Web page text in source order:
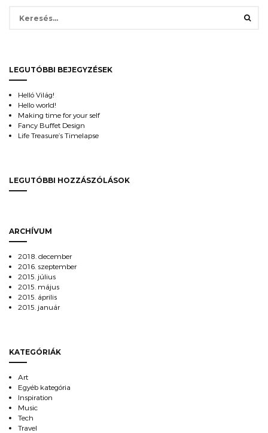
LEGUTÓBBI BEJEGYZÉSEK
Helló Világ!
Hello world!
Making time for your self
Fancy Buffet Design
Life Treasure’s Timelapse
LEGUTÓBBI HOZZÁSZÓLÁSOK
ARCHÍVUM
2018. december
2016. szeptember
2015. július
2015. május
2015. április
2015. január
KATEGÓRIÁK
Art
Egyéb kategória
Inspiration
Music
Tech
Travel